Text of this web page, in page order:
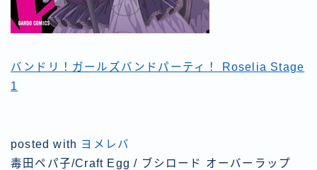
バンドリ！ガールズバンドパーティ！ Roselia Stage
1
posted with ヨメレバ
毒田ペパ子/Craft Egg / ブシロード オーバーラップ